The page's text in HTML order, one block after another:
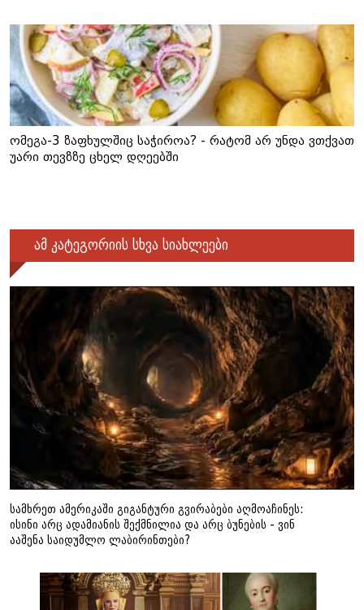
ომეგა-3 ზაფხულშიც საჭიროა? - რატომ არ უნდა ვთქვათ
უარი თევზზე ცხელ დღეებში
ამ კატეგორიის სხვა სიახლეები
სამხრეთ ამერიკაში გიგანტური გვირაბები აღმოაჩინეს:
ისინი არც ადამიანის შექმნილია და არც ბუნების - ვინ
ააშენა საიდუმლო ლაბირინთები?